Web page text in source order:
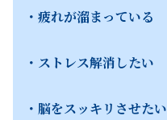
・疲れが溜まっている
・ストレス解消したい
・脳をスッキリさせたい